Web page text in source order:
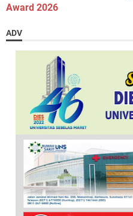
Award 2026
ADV